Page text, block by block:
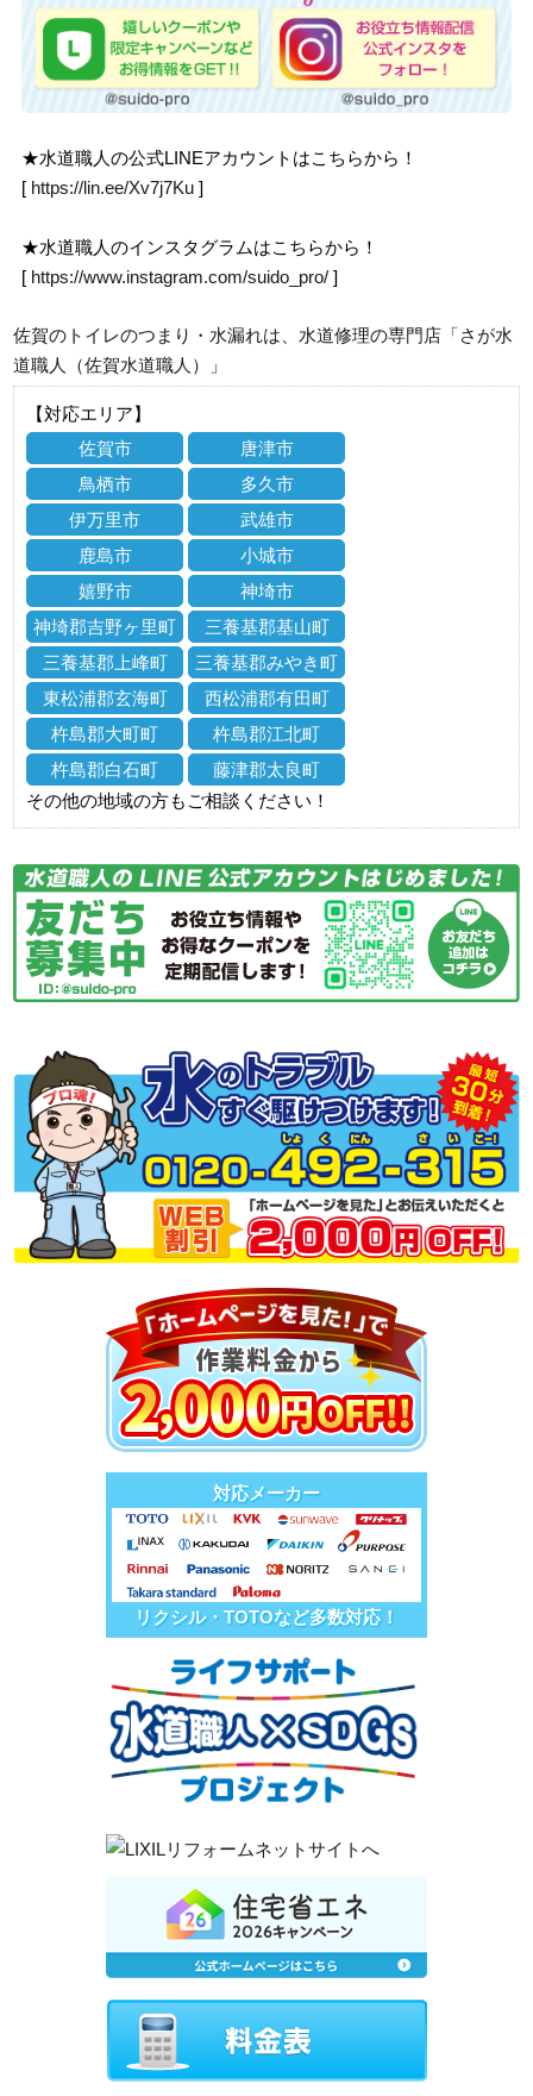
★水道職人の公式LINEアカウントはこちらから！
[ https://lin.ee/Xv7j7Ku ]
★水道職人のインスタグラムはこちらから！
[ https://www.instagram.com/suido_pro/ ]
佐賀のトイレのつまり・水漏れは、水道修理の専門店「さが水
道職人（佐賀水道職人）」
【対応エリア】
佐賀市
唐津市
鳥栖市
多久市
伊万里市
武雄市
鹿島市
小城市
嬉野市
神埼市
神埼郡吉野ヶ里町
三養基郡基山町
三養基郡上峰町
三養基郡みやき町
東松浦郡玄海町
西松浦郡有田町
杵島郡大町町
杵島郡江北町
杵島郡白石町
藤津郡太良町
その他の地域の方もご相談ください！
対応メーカー
リクシル・TOTOなど多数対応！